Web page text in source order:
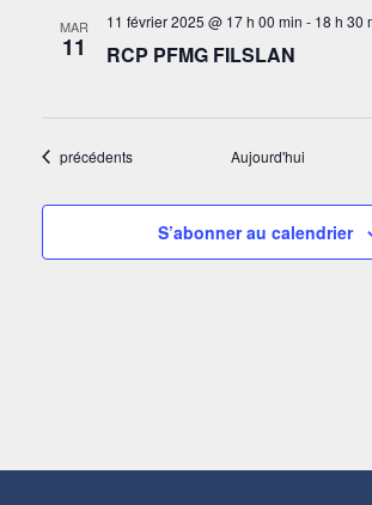
MAR
11
11 février 2025 @ 17 h 00 min - 18 h 30
RCP PFMG FILSLAN
Évènements
précédents Aujourd'hui
S’abonner au calendrier